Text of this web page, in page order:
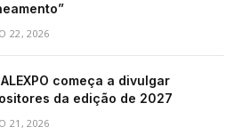
22, 2026
começa a divulgar
da edição de 2027
21, 2026